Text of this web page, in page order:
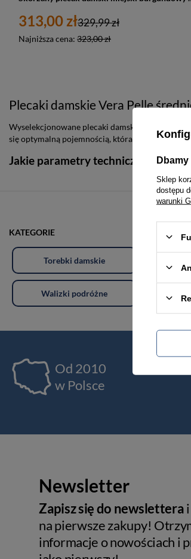
313,00 zł
Najniższa cena: 323,00 zł
329,99 zł
Plecaki damskie Vera Pelle
Wyselekcjonowane plecaki damskie Vera Pelle
się optymalną pojemnością, która pozwala na
Jakie parametry techniczne
KATEGORIE
Torebki damskie
Walizki podróżne Akcesoria
Od 2010
w Polsce
Newsletter
Zapisz się do newslettera
na pierwsze zakupy!
informacje o nowościach i
Sklep
dostępu
warunki